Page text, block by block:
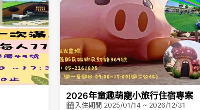
之其餘
標準車
乘享全
定期舉
2026年童趣萌寵小旅行住宿專案
入住期間 2025/01/14 ~ 2026/12/31